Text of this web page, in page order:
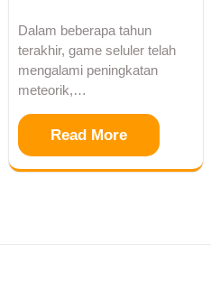
Dalam beberapa tahun
terakhir, game seluler telah
mengalami peningkatan
meteorik,…
Read More